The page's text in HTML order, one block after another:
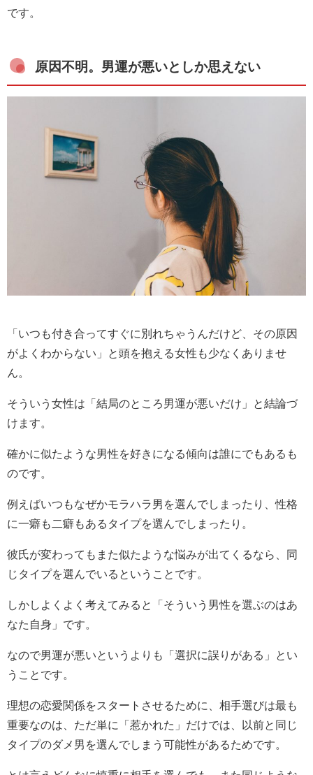
です。
原因不明。男運が悪いとしか思えない
「いつも付き合ってすぐに別れちゃうんだけど、その原因
がよくわからない」と頭を抱える女性も少なくありませ
ん。
そういう女性は「結局のところ男運が悪いだけ」と結論づ
けます。
確かに似たような男性を好きになる傾向は誰にでもあるも
のです。
例えばいつもなぜかモラハラ男を選んでしまったり、性格
に一癖も二癖もあるタイプを選んでしまったり。
彼氏が変わってもまた似たような悩みが出てくるなら、同
じタイプを選んでいるということです。
しかしよくよく考えてみると「そういう男性を選ぶのはあ
なた自身」です。
なので男運が悪いというよりも「選択に誤りがある」とい
うことです。
理想の恋愛関係をスタートさせるために、相手選びは最も
重要なのは、ただ単に「惹かれた」だけでは、以前と同じ
タイプのダメ男を選んでしまう可能性があるためです。